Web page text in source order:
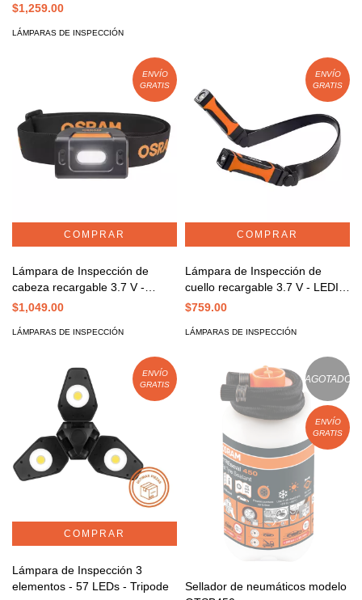
$1,259.00
LÁMPARAS DE INSPECCIÓN
ENVÍO
GRATIS
Lámpara de Inspección de
cabeza recargable 3.7 V -
LEDIL 404
$1,049.00
LÁMPARAS DE INSPECCIÓN
ENVÍO
GRATIS
Lámpara de Inspección de
cuello recargable 3.7 V - LEDIL
413
$759.00
LÁMPARAS DE INSPECCIÓN
ENVÍO
GRATIS
Lámpara de Inspección 3
elementos - 57 LEDs - Tripode
AGOTADO
ENVÍO
GRATIS
Sellador de neumáticos modelo